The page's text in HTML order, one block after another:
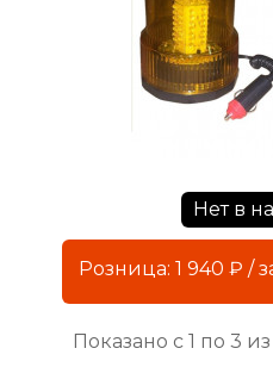
Нет в
Показано с 1 по 3